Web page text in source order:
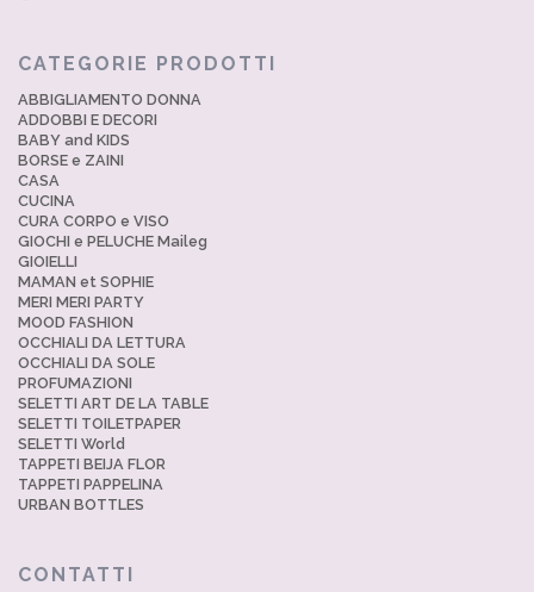
CATEGORIE PRODOTTI
ABBIGLIAMENTO DONNA
ADDOBBI E DECORI
BABY and KIDS
BORSE e ZAINI
CASA
CUCINA
CURA CORPO e VISO
GIOCHI e PELUCHE Maileg
GIOIELLI
MAMAN et SOPHIE
MERI MERI PARTY
MOOD FASHION
OCCHIALI DA LETTURA
OCCHIALI DA SOLE
PROFUMAZIONI
SELETTI ART DE LA TABLE
SELETTI TOILETPAPER
SELETTI World
TAPPETI BEIJA FLOR
TAPPETI PAPPELINA
URBAN BOTTLES
CONTATTI